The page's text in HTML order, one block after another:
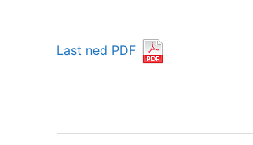
Last ned PDF